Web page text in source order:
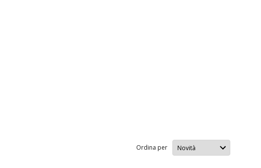
Ordina per